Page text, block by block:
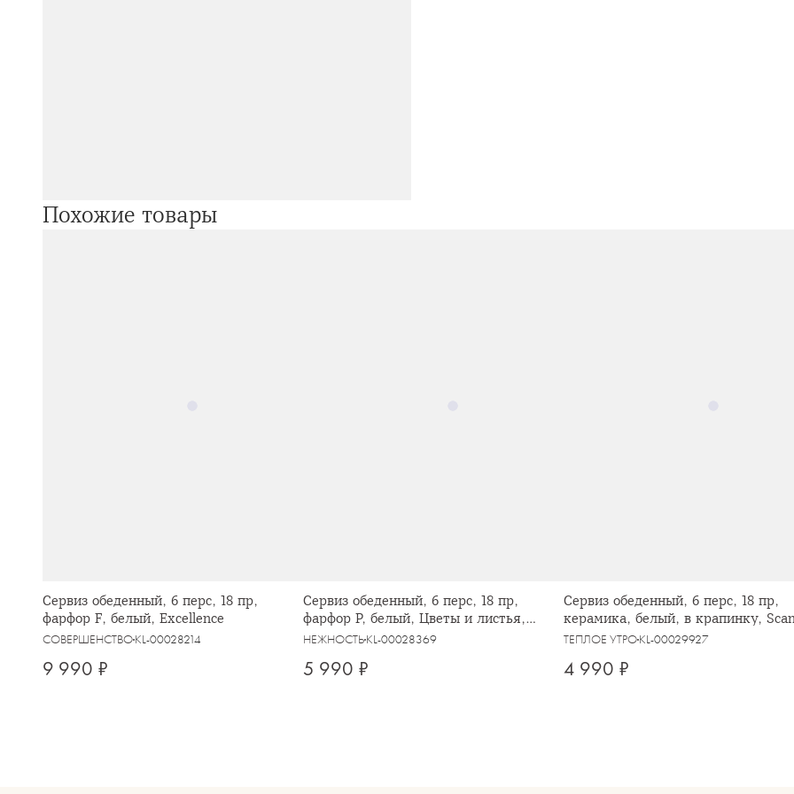
Похожие товары
Сервиз обеденный, 6 перс, 18 пр,
фарфор F, белый, Excellence
СОВЕРШЕНСТВОKL-00028214
9 990 ₽
Сервиз обеденный, 6 перс, 18 пр,
фарфор P, белый, Цветы и листья,
Florance
НЕЖНОСТЬKL-00028369
5 990 ₽
Сервиз обеденный, 6 перс, 18 пр,
керамика, белый, в крапинку,
ТЕПЛОЕ УТРОKL-00029927
4 990 ₽